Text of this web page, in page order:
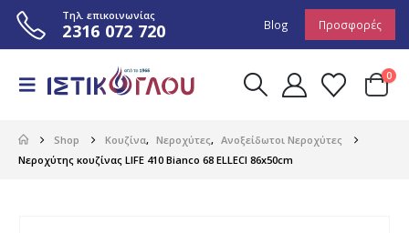
Τηλ. επικοινωνίας
2316 072 720 Blog Προσφορές
0
Shop Κουζίνα, Νεροχύτες, Ανοξείδωτοι Νεροχύτες
Νεροχύτης κουζίνας LIFE 410 Bianco 68 ELLECI 86x50cm